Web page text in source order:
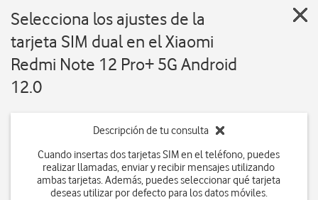
Selecciona los ajustes de la
tarjeta SIM dual en el Xiaomi
Redmi Note 12 Pro+ 5G Android
12.0
Descripción de tu consulta
Cuando insertas dos tarjetas SIM en el teléfono, puedes
realizar llamadas, enviar y recibir mensajes utilizando
ambas tarjetas. Además, puedes seleccionar qué tarjeta
deseas utilizar por defecto para los datos móviles.